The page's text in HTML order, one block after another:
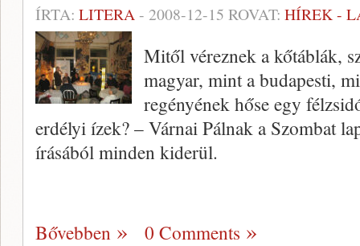
ÍRTA: LITERA- 2008-12-15 ROVAT: HÍREK -
Mitől véreznek a kőtáblák,
magyar, mint a budapesti,
regényének hőse egy
erdélyi ízek? – Várnai Pálnak a Szombat
írásából minden kiderül.
Bővebben 0 Comments